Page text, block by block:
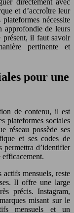
et d’accroître leur
nécessite
approfondie de leurs
présent, il faut savoir
pertinente et
pour une
de contenu, il est
plateformes sociales
réseau possède ses
et ses codes de
permettra d’identifier
efficacement.
mensuels, reste
Il offre une large
précis. Instagram,
misant sur le
mensuels et un